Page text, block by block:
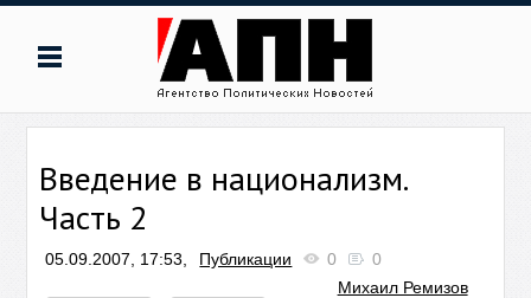
Введение в национализм.
Часть 2
05.09.2007, 17:53, Публикации 0
0
Михаил Ремизов